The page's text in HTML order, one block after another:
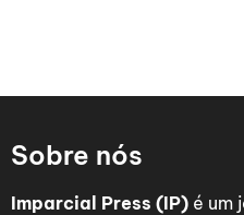
Sobre nós
Imparcial Press (IP) é um